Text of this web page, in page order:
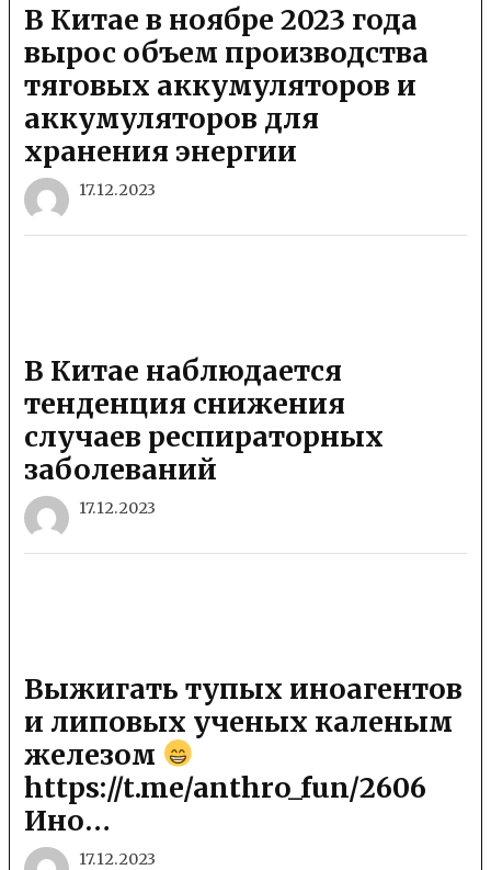
В Китае в ноябре 2023 года
вырос объем производства
тяговых аккумуляторов и
аккумуляторов для
хранения энергии
17.12.2023
В Китае наблюдается
тенденция снижения
случаев респираторных
заболеваний
17.12.2023
Выжигать тупых иноагентов
и липовых ученых каленым
железом
https://t.me/anthro_fun/2606
Ино…
17.12.2023